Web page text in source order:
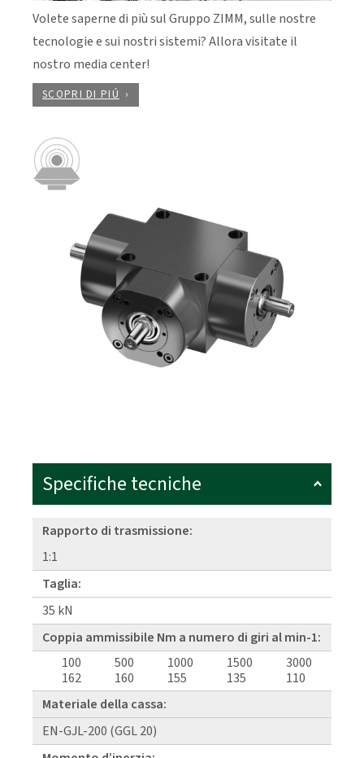
Volete saperne di più sul Gruppo ZIMM, sulle nostre
tecnologie e sui nostri sistemi? Allora visitate il
nostro media center!
SCOPRI DI PIÚ
Specifiche tecniche
Rapporto di trasmissione:
1:1
Taglia:
35 kN
Coppia ammissibile Nm a numero di giri al min-1:
100
162
500
160
1000
155
1500
135
3000
110
Materiale della cassa:
EN-GJL-200 (GGL 20)